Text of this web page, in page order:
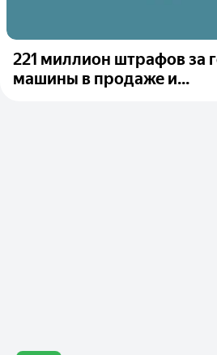
221 миллион штрафов за
машины в продаже и...